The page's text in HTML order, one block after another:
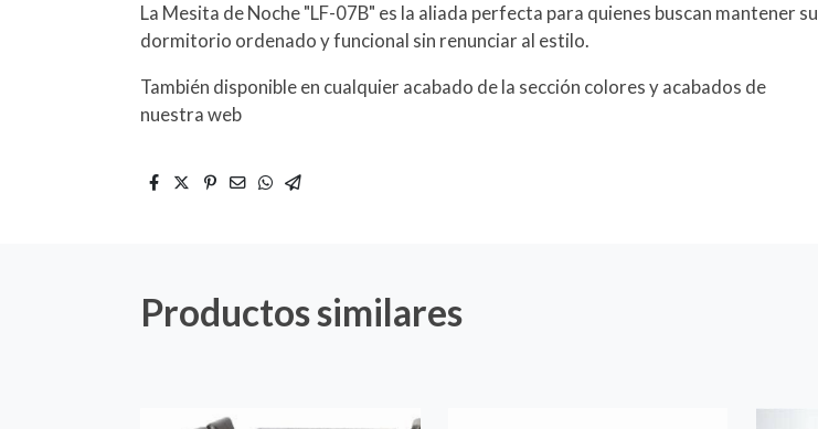
La Mesita de Noche "LF-07B" es la aliada perfecta para quienes buscan mantener su
dormitorio ordenado y funcional sin renunciar al estilo.
También disponible en cualquier acabado de la sección colores y acabados de
nuestra web
Productos similares